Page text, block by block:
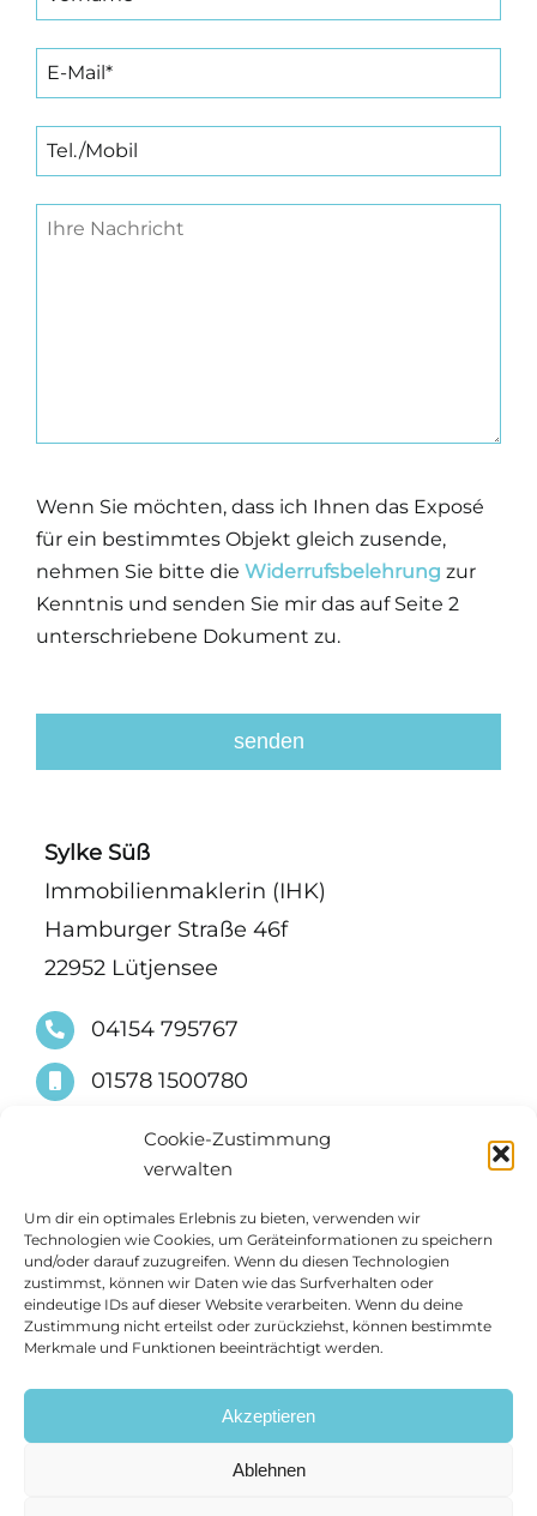
Cookie-Zustimmung
verwalten
Um dir ein optimales Erlebnis zu bieten, verwenden wir
Technologien wie Cookies, um Geräteinformationen zu speichern
und/oder darauf zuzugreifen. Wenn du diesen Technologien
zustimmst, können wir Daten wie das Surfverhalten oder
eindeutige IDs auf dieser Website verarbeiten. Wenn du deine
Zustimmung nicht erteilst oder zurückziehst, können bestimmte
Merkmale und Funktionen beeinträchtigt werden.
Akzeptieren
Ablehnen
Wenn Sie möchten, dass ich Ihnen das Exposé
für ein bestimmtes Objekt gleich zusende,
nehmen Sie bitte die Widerrufsbelehrung zur
Kenntnis und senden Sie mir das auf Seite 2
unterschriebene Dokument zu.
senden
field
should
be
left
blank
Sylke Süß
Immobilienmaklerin (IHK)
Hamburger Straße 46f
22952 Lütjensee
04154 795767
01578 1500780
info@suessimmobilien.de